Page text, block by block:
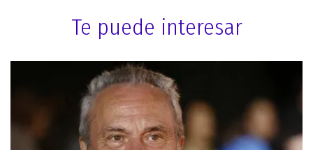
Te puede interesar